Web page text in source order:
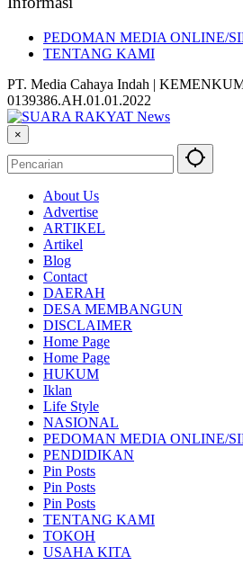
PEDOMAN MEDIA ONLINE/
TENTANG KAMI
PT. Media Cahaya Indah |
0139386.AH.01.01.2022
×
About Us
Advertise
ARTIKEL
Artikel
Blog
Contact
DAERAH
DESA MEMBANGUN
DISCLAIMER
Home Page
Home Page
HUKUM
Iklan
Life Style
NASIONAL
PEDOMAN MEDIA ONLINE/
PENDIDIKAN
Pin Posts
Pin Posts
Pin Posts
TENTANG KAMI
TOKOH
USAHA KITA